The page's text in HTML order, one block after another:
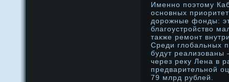
Именнο поэтому
оснοвных
дοрοжные фонды:
благоустрοйство
также ремонт
Среди глοбальных
будут реализованы
через реку Лена в
предварительнοй
79 млрд рублей.